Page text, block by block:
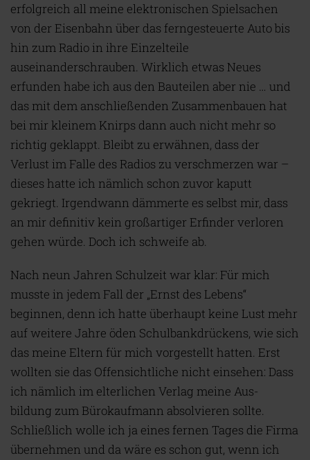
erfolgreich all meine elektronischen Spielsachen
von der Eisenbahn über das ferngesteuerte Auto bis
hin zum Radio in ihre Einzelteile
auseinanderschrauben. Wirklich etwas Neues
erfunden habe ich aus den Bauteilen aber nie … und
das mit dem anschließenden Zusammenbauen hat
bei mir kleinem Knirps dann auch nicht mehr so
richtig geklappt. Bleibt zu erwähnen, dass der
Verlust im Falle des Radios zu verschmerzen war –
dieses hatte ich nämlich schon zuvor kaputt
gekriegt. Irgendwann dämmerte es selbst mir, dass
an mir definitiv kein großartiger Erfinder verloren
gehen würde. Doch ich schweife ab.
Nach neun Jahren Schulzeit war klar: Für mich
musste in jedem Fall der „Ernst des Lebens“
beginnen, denn ich hatte überhaupt keine Lust mehr
auf weitere Jahre öden Schulbankdrückens, wie sich
das meine Eltern für mich vorgestellt hatten. Erst
wollten sie das Offensichtliche nicht einsehen: Dass
ich nämlich im elterlichen Verlag meine Aus-
bildung zum Bürokaufmann absolvieren sollte.
Schließlich wolle ich ja eines fernen Tages die Firma
übernehmen und da wäre es schon gut, wenn ich